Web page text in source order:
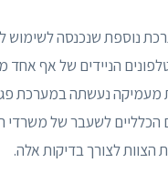
נוספת שנכנסה לשימוש
הניידים של אף
מעמיקה נעשתה במערכת
לשעבר של משרדי
הצוות לצורך בדיקות אלה.